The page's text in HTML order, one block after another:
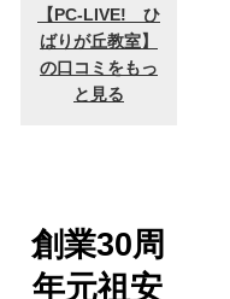
創業30周
年元祖安